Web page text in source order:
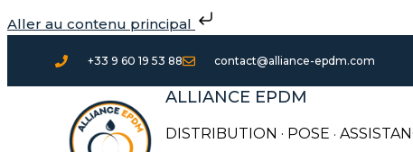
Aller au contenu principal
au
contenu
+33 9 60 19 53 88 contact@alliance-epdm.com
ALLIANCE EPDM
DISTRIBUTION · POSE ·